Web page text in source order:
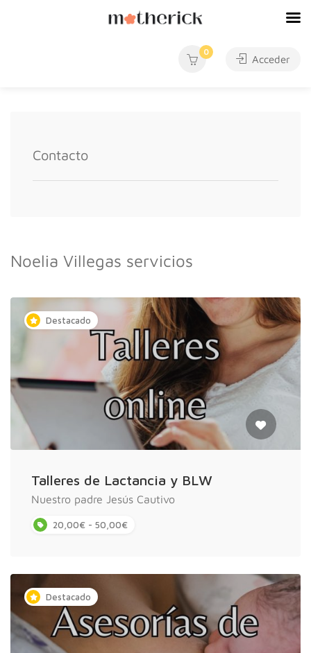
0
Acceder
Contacto
Noelia Villegas servicios
Destacado
Talleres de Lactancia y BLW
Nuestro padre Jesús Cautivo
20,00€ - 50,00€
Destacado